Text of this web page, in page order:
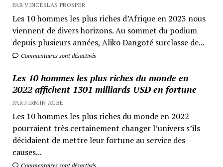
PAR VINCESLAS PROSPER
Les 10 hommes les plus riches d’Afrique en 2023 nous
viennent de divers horizons. Au sommet du podium
depuis plusieurs années, Aliko Dangoté surclasse de...
Commentaires sont désactivés
Les 10 hommes les plus riches du monde en
2022 affichent 1301 milliards USD en fortune
PAR FIRMIN AGBÉ
Les 10 hommes les plus riches du monde en 2022
pourraient très certainement changer l’univers s’ils
décidaient de mettre leur fortune au service des
causes...
Commentaires sont désactivés